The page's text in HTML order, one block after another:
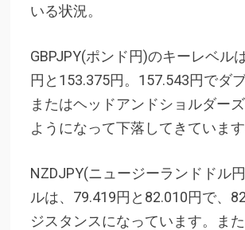
いる状況。
GBPJPY(ポンド円)のキーレベル
円と153.375円。157.543円でダ
またはヘッドアンドショルダー
ようになって下落してきています
NZDJPY(ニュージーランドドル
ルは、79.419円と82.010円で、
ジスタンスになっています。ま